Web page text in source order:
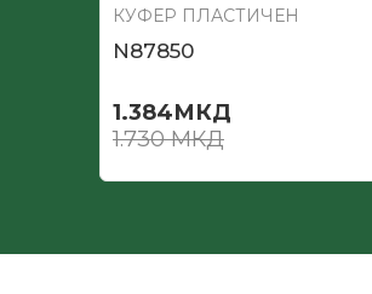
КУФЕР ПЛАСТИЧЕН
N87850
1.384МКД
1.730МКД